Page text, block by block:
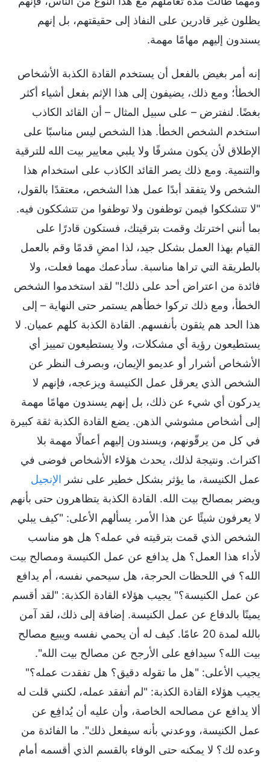
يظلون غير قادرين على النفاذ إلى حقيقتهم، بل إنهم
يسندون إليهم مهامًا مهمة.
إنه أمر بغيض بالفعل أن يستخدم القادة الكذبة الأشخاص
الخطأ؛ ومع ذلك، يضيفون إلى هذا الإثم بفعل أشياء أكثر
بغضًا. لنفترض – على سبيل المثال – أن القائد الكاذب
استخدم الشخص الخطأ. هذا الشخص ليس مناسبًا على
الإطلاق لأن يكون مشرفًا ولا يلبي معايير بيت الله للترقية
والتنمية. ومع ذلك يصر القائد الكاذب على استخدام هذا
الشخص ولا يتفقد أبدًا عمل هذا الشخص، معتقدًا بالقول،
"لا تتشككوا فيمن توظفون ولا توظفوا من تتشككون فيه.
بما أنني اخترتك وقمت بترقيتك، فستكون قادرًا على
القيام بهذا العمل بشكل جيد، لذا امضِ قدمًا وقم بالعمل
بالطريقة التي تراها مناسبة. سأدعمك مهما فعلت، ولا
فائدة من اعتراض أحد على ذلك!" لقد استخدموا الشخص
الخطأ، ومع ذلك تركوا خطأهم يستمر حتى النهاية – إلى
هذا الحد هم يثقون بأنفسهم. القادة الكذبة كلهم عميان. لا
يستطيعون رؤية أي مشكلات، ولا يستطيعون تمييز أي
الأشخاص أشرار أو عديمو الإيمان، وبصرف النظر عن
الشخص الذي يعرقل عمل الكنيسة ويزعجه، فإنهم لا
يدركون أي شيء عن ذلك، بل إنهم يسندون مهامًا مهمة
إلى أشخاص مشوشي الذهن. يضع القادة الكذبة ثقة كبيرة
في كل من يرقّونهم، ويسندون إليهم أعمالًا مهمة بلا
اكتراث. ونتيجة لذلك، يحدث هؤلاء الأشخاص فوضى في
عمل الكنيسة، ما يؤثر بشكل خطير على نشر الإنجيل
ويضر بمصالح بيت الله. القادة الكذبة يتظاهرون حتى بأنهم
لا يعرفون شيئًا عن هذا الأمر. يسألهم الأعلى: "كيف يبلي
الشخص الذي قمت بترقيته في عمله؟ هل هو مناسب
لأداء هذا العمل؟ هل يدافع عن عمل الكنيسة ومصالح بيت
الله؟ في اللحظات الحرجة، هل سيحمي نفسه، أم يدافع
عن عمل الكنيسة؟" يجيب هؤلاء القادة الكذبة: "لقد أقسم
يمينًا بالدفاع عن عمل الكنيسة. إضافة إلى ذلك، لقد آمن
بالله لمدة 20 عامًا. كيف له أن يحمي نفسه ويبيع مصالح
بيت الله؟ سيدافع على الأرجح عن مصالح بيت الله".
يجيب الأعلى: "هل ما تقوله دقيق؟ هل تفقدت عمله؟"
يجيب هؤلاء القادة الكذبة: "لم أتفقد عمله، لكنني قلت له
ألا يدافع عن مصالحه الخاصة، وأن عليه أن يُدافِع عن
عمل الكنيسة، ووعدني بأنه سيفعل ذلك". ما الفائدة من
وعده لك؟ لا يمكنه حتى الوفاء بالقسم الذي أقسمه أمام